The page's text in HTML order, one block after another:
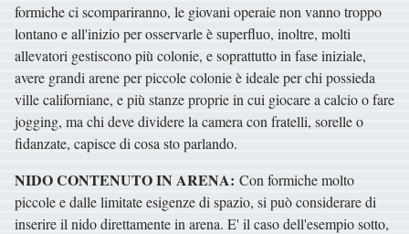
formiche ci scompariranno, le giovani operaie non vanno troppo
lontano e all'inizio per osservarle è superfluo, inoltre, molti
allevatori gestiscono più colonie, e soprattutto in fase iniziale,
avere grandi arene per piccole colonie è ideale per chi possieda
ville californiane, e più stanze proprie in cui giocare a calcio o fare
jogging, ma chi deve dividere la camera con fratelli, sorelle o
fidanzate, capisce di cosa sto parlando.
NIDO CONTENUTO IN ARENA: Con formiche molto
piccole e dalle limitate esigenze di spazio, si può considerare di
inserire il nido direttamente in arena. E' il caso dell'esempio sotto,